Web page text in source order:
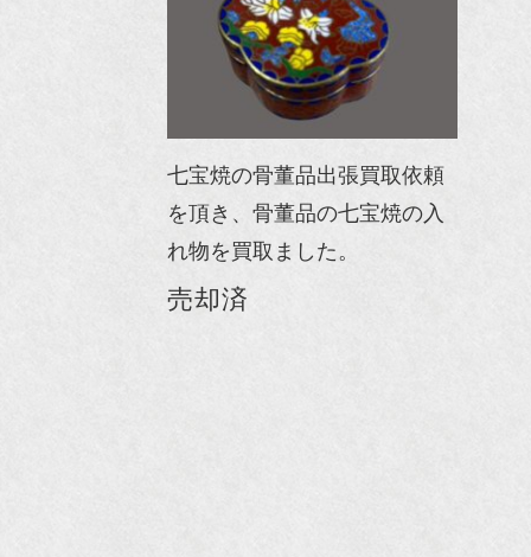
七宝焼の骨董品出張買取依頼
を頂き、骨董品の七宝焼の入
れ物を買取ました。
売却済